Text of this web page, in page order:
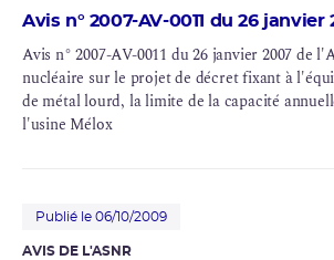
Avis n° 2007-AV-0011 du 26 janvier
Avis n° 2007-AV-0011 du 26 janvier 2007 de
nucléaire sur le projet de décret fixant à
de métal lourd, la limite de la capacité
l'usine Mélox
Publié le 06/10/2009
AVIS DE L'ASNR